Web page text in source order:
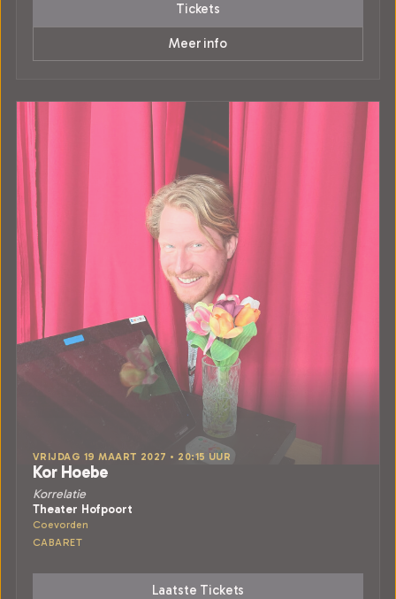
Tickets
Meer info
VRIJDAG 19 MAART 2027 • 20:15 UUR
Kor Hoebe
Korrelatie
Theater Hofpoort
Coevorden
CABARET
Laatste Tickets